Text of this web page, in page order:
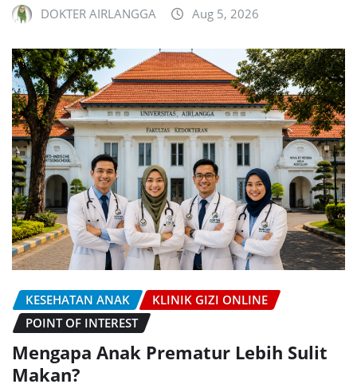
DOKTER AIRLANGGA Aug 5, 2026
KESEHATAN ANAK
KLINIK GIZI ONLINE
POINT OF INTEREST
Mengapa Anak Prematur Lebih Sulit
Makan?